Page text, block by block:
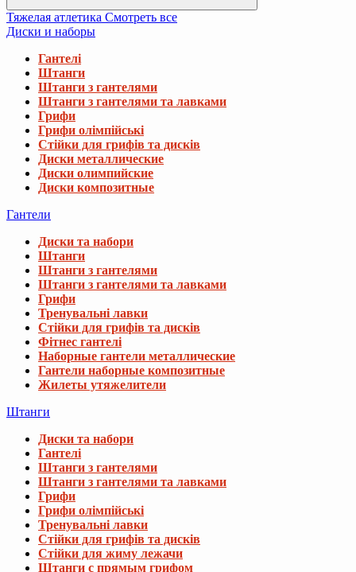
Тяжелая атлетика Смотреть все
Диски и наборы
Гантелі
Штанги
Штанги з гантелями
Штанги з гантелями та лавками
Грифи
Грифи олімпійські
Стійки для грифів та дисків
Диски металлические
Диски олимпийские
Диски композитные
Гантели
Диски та набори
Штанги
Штанги з гантелями
Штанги з гантелями та лавками
Грифи
Тренувальні лавки
Стійки для грифів та дисків
Фітнес гантелі
Наборные гантели металлические
Гантели наборные композитные
Жилеты утяжелители
Штанги
Диски та набори
Гантелі
Штанги з гантелями
Штанги з гантелями та лавками
Грифи
Грифи олімпійські
Тренувальні лавки
Стійки для грифів та дисків
Стійки для жиму лежачи
Штанги с прямым грифом